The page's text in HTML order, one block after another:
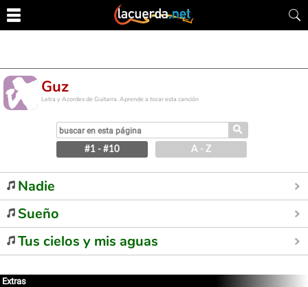
Guz
Letra y Acordes de Guitarra. Aprende a tocar esta canción
⚲
#1 - #10 A - Z
Nadie
Sueño
Tus cielos y mis aguas
Extras